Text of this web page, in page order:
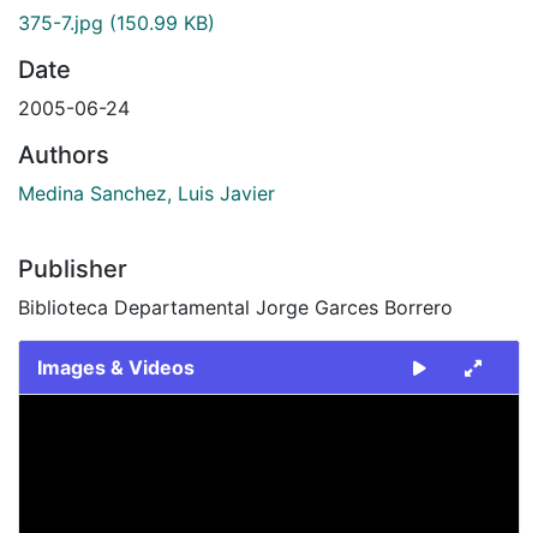
375-7.jpg (150.99 KB)
Date
2005-06-24
Authors
Medina Sanchez, Luis Javier
Publisher
Biblioteca Departamental Jorge Garces Borrero
Images & Videos